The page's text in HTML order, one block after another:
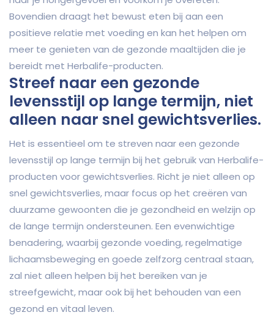
Bovendien draagt het bewust eten bij aan een
positieve relatie met voeding en kan het helpen om
meer te genieten van de gezonde maaltijden die je
bereidt met Herbalife-producten.
Streef naar een gezonde
levensstijl op lange termijn, niet
alleen naar snel gewichtsverlies.
Het is essentieel om te streven naar een gezonde
levensstijl op lange termijn bij het gebruik van Herbalife-
producten voor gewichtsverlies. Richt je niet alleen op
snel gewichtsverlies, maar focus op het creëren van
duurzame gewoonten die je gezondheid en welzijn op
de lange termijn ondersteunen. Een evenwichtige
benadering, waarbij gezonde voeding, regelmatige
lichaamsbeweging en goede zelfzorg centraal staan,
zal niet alleen helpen bij het bereiken van je
streefgewicht, maar ook bij het behouden van een
gezond en vitaal leven.